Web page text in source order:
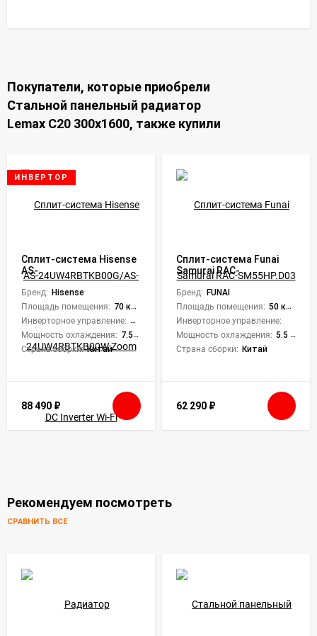
Покупатели, которые приобрели
Стальной панельный радиатор
Lemax C20 300х1600, также купили
ИНВЕРТОР
Сплит-система Hisense
AS-
24UW4RBTKB00G/AS-
24UW4RBTKB00W Zoom
DC Inverter Wi-Fi
Бренд: Hisense
Площадь помещения: 70 кв. м.
Инверторное управление: Да
Мощность охлаждения: 7.55 кВт
Страна сборки: Китай
88 490 ₽
Сплит-система Funai
Samurai RAC-
SM55HP.D03
Бренд: FUNAI
Площадь помещения: 50 кв. м.
Инверторное управление:
Мощность охлаждения: 5.5 кВт
Страна сборки: Китай
62 290 ₽
Рекомендуем посмотреть
СРАВНИТЬ ВСЕ